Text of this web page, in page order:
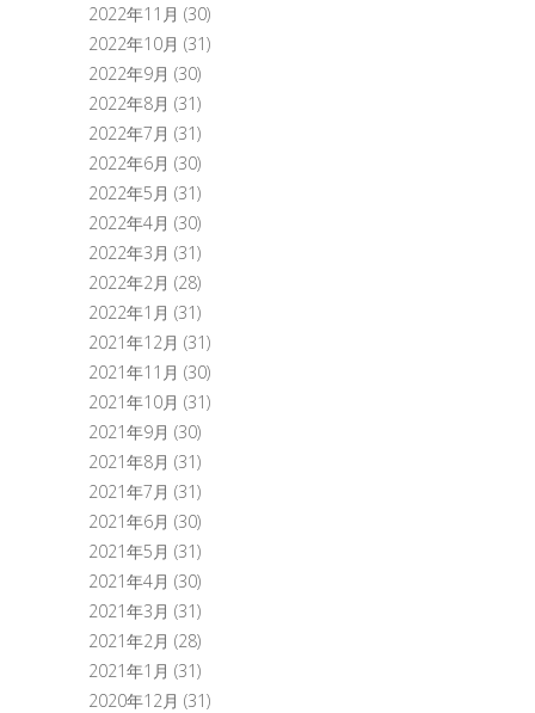
2022年11月 (30)
2022年10月 (31)
2022年9月 (30)
2022年8月 (31)
2022年7月 (31)
2022年6月 (30)
2022年5月 (31)
2022年4月 (30)
2022年3月 (31)
2022年2月 (28)
2022年1月 (31)
2021年12月 (31)
2021年11月 (30)
2021年10月 (31)
2021年9月 (30)
2021年8月 (31)
2021年7月 (31)
2021年6月 (30)
2021年5月 (31)
2021年4月 (30)
2021年3月 (31)
2021年2月 (28)
2021年1月 (31)
2020年12月 (31)